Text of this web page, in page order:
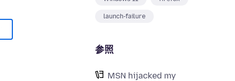
launch-failure
参照
MSN hijacked my